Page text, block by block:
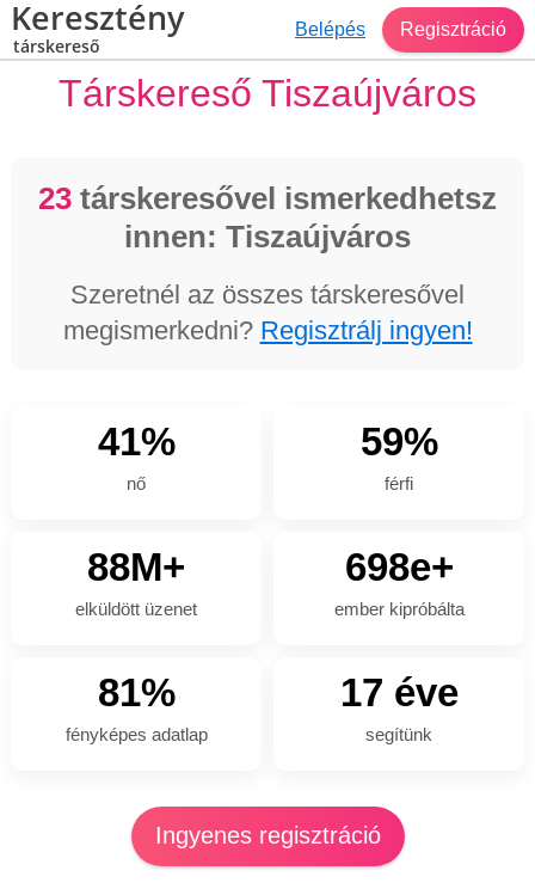
Keresztény
társkereső
Belépés Regisztráció
Társkereső Tiszaújváros
23 társkeresővel ismerkedhetsz
innen: Tiszaújváros
Szeretnél az összes társkeresővel
megismerkedni? Regisztrálj ingyen!
41%
nő
59%
férfi
88M+
elküldött üzenet
698e+
ember kipróbálta
81%
fényképes adatlap
17 éve
segítünk
Ingyenes regisztráció